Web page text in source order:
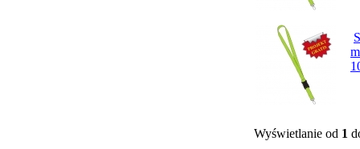
Wyświetlanie od 1